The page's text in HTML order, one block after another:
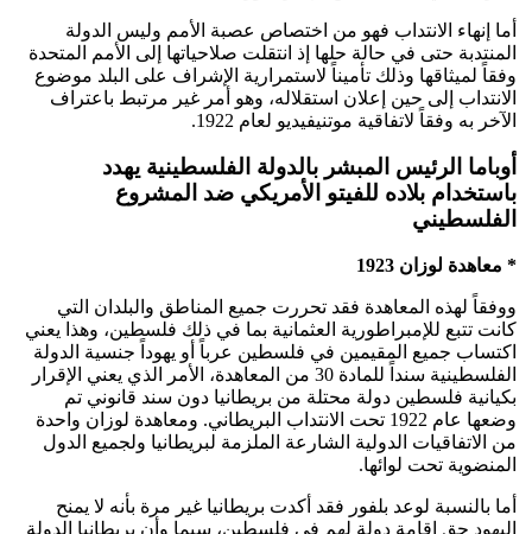
أما إنهاء الانتداب فهو من اختصاص عصبة الأمم وليس الدولة
المنتدبة حتى في حالة حلها إذ انتقلت صلاحياتها إلى الأمم المتحدة
وفقاً لميثاقها وذلك تأميناً لاستمرارية الإشراف على البلد موضوع
الانتداب إلى حين إعلان استقلاله، وهو أمر غير مرتبط باعتراف
الآخر به وفقاً لاتفاقية موتنيفيديو لعام 1922.
أوباما الرئيس المبشر بالدولة الفلسطينية يهدد
باستخدام بلاده للفيتو الأمريكي ضد المشروع
الفلسطيني
* معاهدة لوزان 1923
ووفقاً لهذه المعاهدة فقد تحررت جميع المناطق والبلدان التي
كانت تتبع للإمبراطورية العثمانية بما في ذلك فلسطين، وهذا يعني
اكتساب جميع المقيمين في فلسطين عرباً أو يهوداً جنسية الدولة
الفلسطينية سنداً للمادة 30 من المعاهدة، الأمر الذي يعني الإقرار
بكيانية فلسطين دولة محتلة من بريطانيا دون سند قانوني تم
وضعها عام 1922 تحت الانتداب البريطاني. ومعاهدة لوزان واحدة
من الاتفاقيات الدولية الشارعة الملزمة لبريطانيا ولجميع الدول
المنضوية تحت لوائها.
أما بالنسبة لوعد بلفور فقد أكدت بريطانيا غير مرة بأنه لا يمنح
اليهود حق إقامة دولة لهم في فلسطين، سيما وأن بريطانيا الدولة